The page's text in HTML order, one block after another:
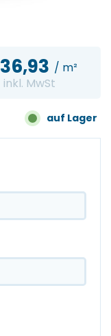
36,93 / m²
inkl. MwSt
auf Lager